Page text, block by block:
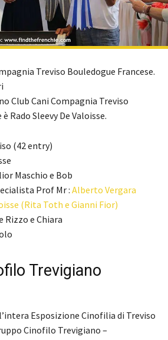
Treviso Bouledogue Francese.
Club Cani Compagnia Treviso
Rado Sleevy De Valoisse.
(42 entry)
Maschio e Bob
Prof Mr : Alberto Vergara
(Rita Toth e Gianni Fior)
Rizzo e Chiara
Trevigiano
Esposizione Cinofilia di Treviso
Cinofilo Trevigiano –